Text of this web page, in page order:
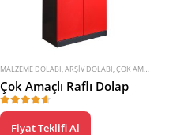
,DOSYA DOLABI,ŞANTIYE ÜRÜNLERI,TAKIM
MALZEME DOLABI,ARŞIV DOLABI,ÇOK AMAÇLI DOLAP
Çok Amaçlı Raflı Dolap
4.505 üzerinden
Fiyat Teklifi Al